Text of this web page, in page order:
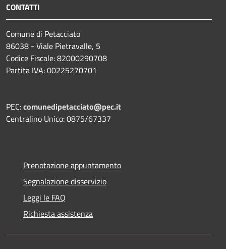
CONTATTI
Comune di Petacciato
86038 - Viale Pietravalle, 5
Codice Fiscale: 82000290708
Partita IVA: 00225270701
PEC:comunedipetacciato@pec.it
Centralino Unico: 0875/67337
Prenotazione appuntamento
Segnalazione disservizio
Leggi le FAQ
Richiesta assistenza